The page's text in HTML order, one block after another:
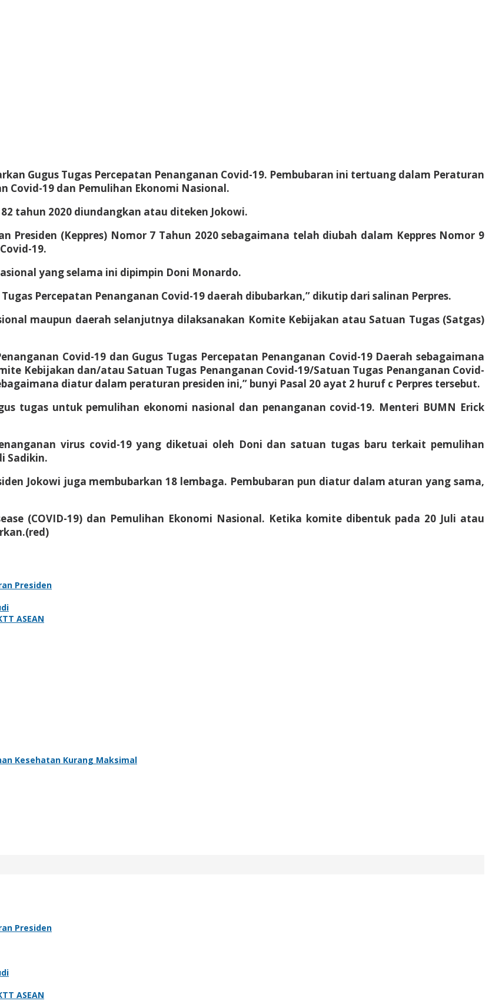
Gugus Tugas Percepatan Penanganan Covid-19. Pembubaran ini tertuang dalam Peraturan
Covid-19 dan Pemulihan Ekonomi Nasional.
tahun 2020 diundangkan atau diteken Jokowi.
Presiden (Keppres) Nomor 7 Tahun 2020 sebagaimana telah diubah dalam Keppres Nomor 9
19.
yang selama ini dipimpin Doni Monardo.
Percepatan Penanganan Covid-19 daerah dibubarkan,” dikutip dari salinan Perpres.
maupun daerah selanjutnya dilaksanakan Komite Kebijakan atau Satuan Tugas (Satgas)
Covid-19 dan Gugus Tugas Percepatan Penanganan Covid-19 Daerah sebagaimana
Kebijakan dan/atau Satuan Tugas Penanganan Covid-19/Satuan Tugas Penanganan Covid-
diatur dalam peraturan presiden ini,” bunyi Pasal 20 ayat 2 huruf c Perpres tersebut.
tugas untuk pemulihan ekonomi nasional dan penanganan covid-19. Menteri BUMN Erick
virus covid-19 yang diketuai oleh Doni dan satuan tugas baru terkait pemulihan
Sadikin.
Jokowi juga membubarkan 18 lembaga. Pembubaran pun diatur dalam aturan yang sama,
(COVID-19) dan Pemulihan Ekonomi Nasional. Ketika komite dibentuk pada 20 Juli atau
Presiden
ASEAN
Kesehatan Kurang Maksimal
Presiden
ASEAN